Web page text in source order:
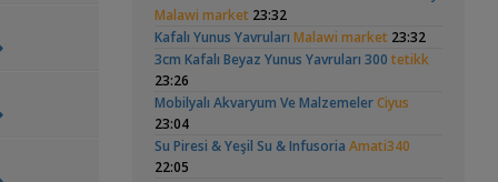
wolk23 ,12:03
Yeni Üye Forumu
Büyükşehir Belediyesi Çalışıyor,gece 3 😊
MasterChiefHakan
Yeni Üye Forumu
Bitkili Tankda Led Kullanımı
dreamcatcherr,09:15
Işık CO2 ve Ekipmanlar
Yavruları
Betta Antuta
(41)
30x20x20 Ramshorn
Akvaryumu
Malawi market 23:32
Kafalı Yunus Yavruları Malawi market 23:32
3cm Kafalı Beyaz Yunus Yavruları 300 tetikk
23:26
Mobilyalı Akvaryum Ve Malzemeler Ciyus
23:04
Su Piresi & Yeşil Su & Infusoria Amati340
22:05